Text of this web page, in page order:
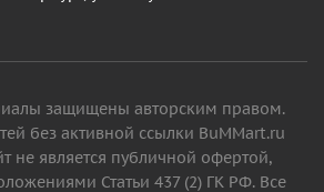
защищены авторским правом.
без активной ссылки BuMMart.ru
не является публичной офертой,
Статьи 437 (2) ГК РФ. Все